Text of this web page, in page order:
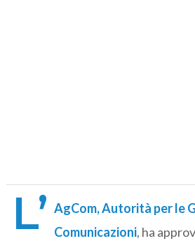
L’ AgCom, Autorità per le
Comunicazioni, ha